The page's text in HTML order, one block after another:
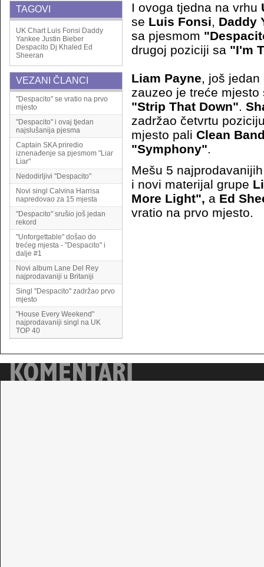
TAGOVI
UK Chart Luis Fonsi Daddy
Yankee Justin Bieber
Despacito Dj Khaled Ed
Sheeran
VEZANI ČLANCI
"Despacito" se vratio na prvo
mjesto
"Despacito" i ovaj tjedan
najslušanija pjesma
Captain SKA priredio
iznenađenje sa pjesmom "Liar
Liar"
Nedodirljivi "Despacito"
Novi singl Calvina Harrisa
napredovao za 15 mjesta
"Despacito" srušio još jedan
rekord
"Unforgettable" došao do
trećeg mjesta - "Despacito" i
dalje #1
Novi album Lane Del Rey
najprodavaniji u Britaniji
Singl "Despacito" zadržao prvo
mjesto
"House Every Weekend"
najprodavaniji singl na UK
TOP 40
I ovoga tjedna na vrhu
se Luis Fonsi, Daddy
sa pjesmom
drugoj poziciji sa "I'm
Liam Payne, još
zauzeo je treće
"Strip That Down".
zadržao četvrtu
mjesto pali Clean
"Symphony".
Mešu 5
i novi materijal grupe
More Light", a Ed
vratio na prvo mjesto.